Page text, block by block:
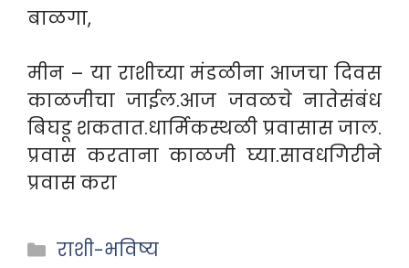
बाळगा,
मीन – या राशीच्या मंडळीना आजचा दिवस
काळजीचा जाईल.आज जवळचे नातेसंबंध
बिघडू शकतात.धार्मिकस्थळी प्रवासास जाल.
प्रवास करताना काळजी घ्या.सावधगिरीने
प्रवास करा
Categories
राशी-भविष्य